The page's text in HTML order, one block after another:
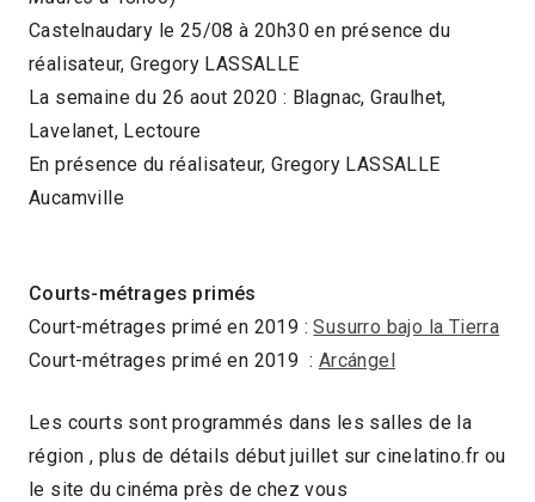
Castelnaudary le 25/08 à 20h30 en présence du
réalisateur, Gregory LASSALLE
La semaine du 26 aout 2020 : Blagnac, Graulhet,
Lavelanet, Lectoure
En présence du réalisateur, Gregory LASSALLE
Aucamville
Courts-métrages primés
Court-métrages primé en 2019 :Susurro bajo la Tierra
Court-métrages primé en 2019 : Arcángel
Les courts sont programmés dans les salles de la
région , plus de détails début juillet sur cinelatino.fr ou
le site du cinéma près de chez vous